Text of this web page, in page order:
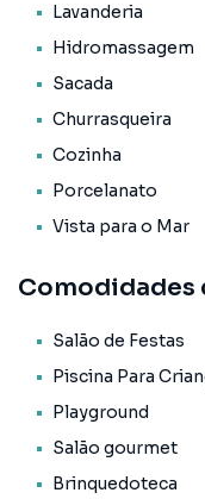
* Espera para split;
* Acabamento em
* Fechadura com
* Vista Panorâmica.
O Empreendimento /
* Piscina adulta;
* Piscina infantil;
* Sala de jogos;
* Sala de Reunião;
* Sauna;
* Salão de festas;
* Entrada p/
* Hall de entrada
Lavanderia
Hidromassagem
Sacada
Churrasqueira
Cozinha
Porcelanato
Vista para o Mar
Comodidades
Salão de Festas
Piscina Para
Playground
Salão gourmet
Brinquedoteca